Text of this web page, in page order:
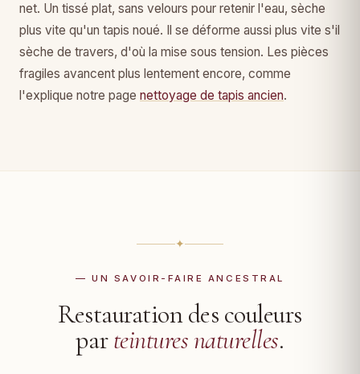
net. Un tissé plat, sans velours pour retenir l'eau, sèche
plus vite qu'un tapis noué. Il se déforme aussi plus vite s'il
sèche de travers, d'où la mise sous tension. Les pièces
fragiles avancent plus lentement encore, comme
l'explique notre page nettoyage de tapis ancien.
✦
— UN SAVOIR-FAIRE ANCESTRAL
Restauration des couleurs
parteintures naturelles.